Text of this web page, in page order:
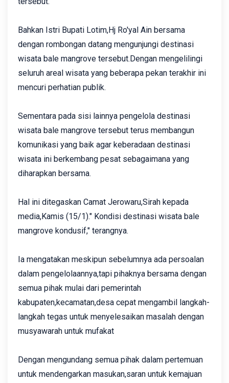
Bahkan Istri Bupati Lotim,Hj Ro'yal Ain bersama
dengan rombongan datang mengunjungi destinasi
wisata bale mangrove tersebut.Dengan mengelilingi
seluruh areal wisata yang beberapa pekan terakhir ini
mencuri perhatian publik.
Sementara pada sisi lainnya pengelola destinasi
wisata bale mangrove tersebut terus membangun
komunikasi yang baik agar keberadaan destinasi
wisata ini berkembang pesat sebagaimana yang
diharapkan bersama.
Hal ini ditegaskan Camat Jerowaru,Sirah kepada
media,Kamis (15/1)." Kondisi destinasi wisata bale
mangrove kondusif," terangnya.
Ia mengatakan meskipun sebelumnya ada persoalan
dalam pengelolaannya,tapi pihaknya bersama dengan
semua pihak mulai dari pemerintah
kabupaten,kecamatan,desa cepat mengambil langkah-
langkah tegas untuk menyelesaikan masalah dengan
musyawarah untuk mufakat
Dengan mengundang semua pihak dalam pertemuan
untuk mendengarkan masukan,saran untuk kemajuan